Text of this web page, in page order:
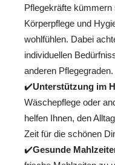
Pflegekräfte
Körperpflege und
wohlfühlen. Dabei
individuellen
anderen Pflegegraden.
✔️Unterstützung im
Wäschepflege oder
helfen Ihnen, den
Zeit für die schönen
✔️Gesunde